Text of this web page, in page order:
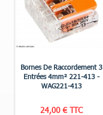
 Aperçu rapide
Bornes De Raccordement 3
Entrées 4mm² 221-413 -
WAG221-413
24,00 € TTC